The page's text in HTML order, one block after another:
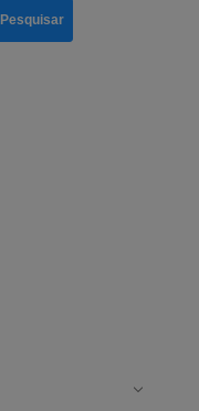
Pesquisar